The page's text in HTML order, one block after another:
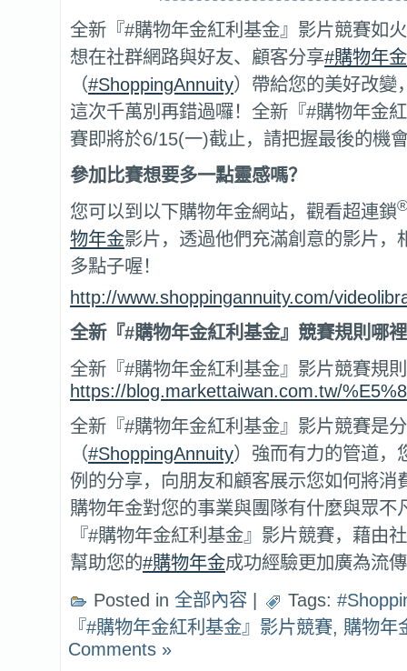
全新『#購物年金紅利基金』影片競賽如
想在社群網路與好友、顧客分享#購物年金
（#ShoppingAnnuity）帶給您的美好改變
這次千萬別再錯過囉！全新『#購物年金
賽即將於6/15(一)截止，請把握最後的機
參加比賽想要多一點靈感嗎？
您可以到以下購物年金網站，觀看超連鎖
物年金影片，透過他們充滿創意的影片，
多點子喔！
http://www.shoppingannuity.com/
全新『#購物年金紅利基金』競賽規則哪
全新『#購物年金紅利基金』影片競賽規
https://blog.markettaiwan.com.tw/
全新『#購物年金紅利基金』影片競賽是
（#ShoppingAnnuity）強而有力的管道，
例的分享，向朋友和顧客展示您如何將消
購物年金對您的事業與團隊有什麼與眾不
『#購物年金紅利基金』影片競賽，藉由
幫助您的#購物年金成功經驗更加廣為流
Posted in 全部內容 Tags:
『#購物年金紅利基金』影片競賽, 購物年
Comments »